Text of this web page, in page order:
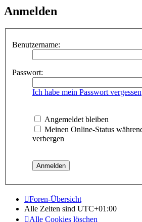
Anmelden
Benutzername:
Passwort:
Ich habe mein Passwort vergessen
Angemeldet bleiben
Meinen Online-Status
verbergen
Foren-Übersicht
Alle Zeiten sind UTC+01:00
Alle Cookies löschen